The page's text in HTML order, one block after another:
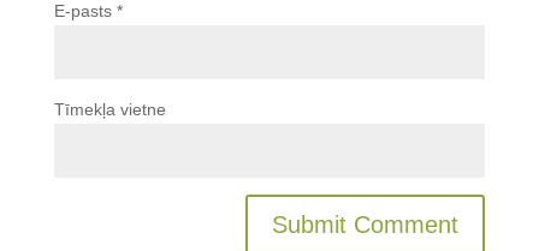
E-pasts *
Tīmekļa vietne